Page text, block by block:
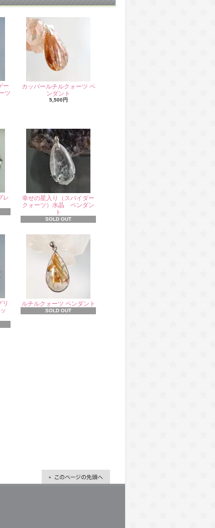
ー
ツ
カッパールチルクォーツ ペ
ンダント
5,500円
レ
幸せの星入り（スパイダー
クォーツ）水晶 ペンダン
ト
SOLD OUT
リ
ルチルクォーツ ペンダント
SOLD OUT